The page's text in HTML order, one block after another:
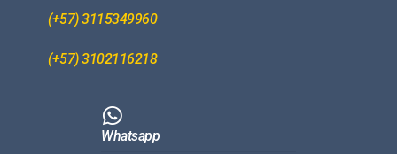
(+57) 3115349960
(+57) 3102116218
Whatsapp